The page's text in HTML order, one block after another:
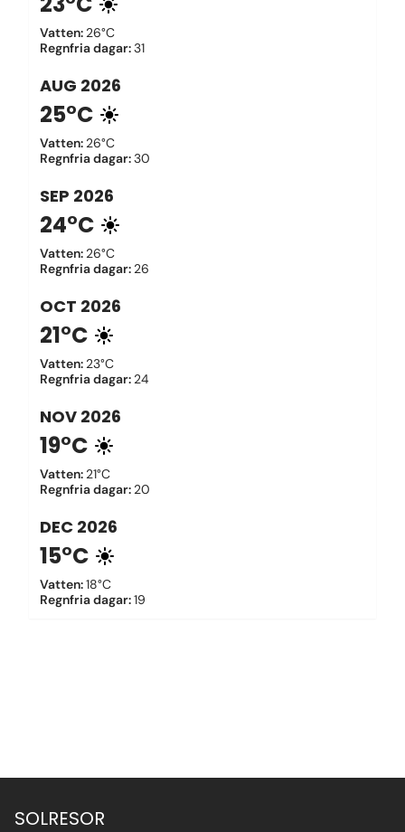
Vatten: 26°C
Regnfria dagar:31
AUG 2026
25°C
Vatten: 26°C
Regnfria dagar:30
SEP 2026
24°C
Vatten: 26°C
Regnfria dagar: 26
OCT 2026
21°C
Vatten: 23°C
Regnfria dagar: 24
NOV 2026
19°C
Vatten: 21°C
Regnfria dagar: 20
DEC 2026
15°C
Vatten:18°C
Regnfria dagar:19
SOLRESOR